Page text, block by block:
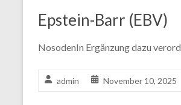
Epstein-Barr (EBV)
NosodenIn Ergänzung dazu
admin November 10, 2025